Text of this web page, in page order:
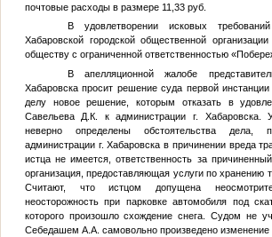
почтовые расходы в размере 11,33 руб.
В удовлетворении исковых
Хабаровской городской общественной
обществу с ограниченной ответственностью
В апелляционной жалобе
Хабаровска просит решение суда первой
делу новое решение, которым отказать в
Савельева Д.К. к администрации г. Хабаровска.
неверно определены обстоятельства дела,
администрации г. Хабаровска в причинении вреда
истца не имеется, ответственность за
организация, предоставляющая услуги по хранению
Считают, что истцом допущена
неосторожность при парковке автомобиля под
которого произошло схождение снега. Судом не
Себедашем А.А. самовольно произведено изменение